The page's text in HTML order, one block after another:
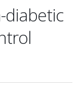
diabetic